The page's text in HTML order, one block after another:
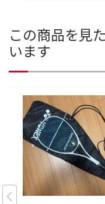
この商品を見
います